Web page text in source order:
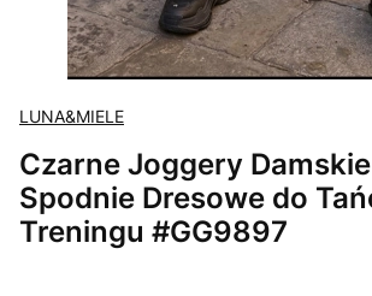
LUNA&MIELE
Czarne Joggery
Spodnie Dresowe do
Treningu #GG9897